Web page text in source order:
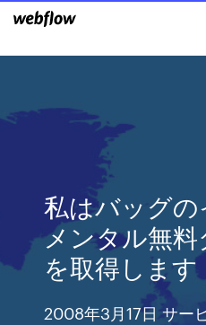
私はバッグ
メンタル無
を取得します
2008年3月17日 サー